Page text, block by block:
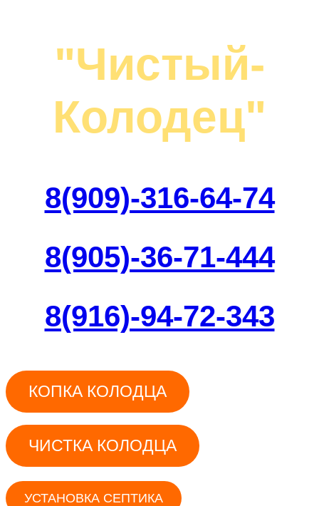
"Чистый-
Колодец"
8(909)-316-64-74
8(905)-36-71-444
8(916)-94-72-343
КОПКА КОЛОДЦА
ЧИСТКА КОЛОДЦА
УСТАНОВКА СЕПТИКА